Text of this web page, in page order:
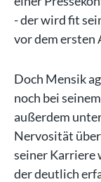
- der wird fit
vor dem ersten
Doch Mensik
noch bei
außerdem
Nervosität
seiner Karriere
der deutlich